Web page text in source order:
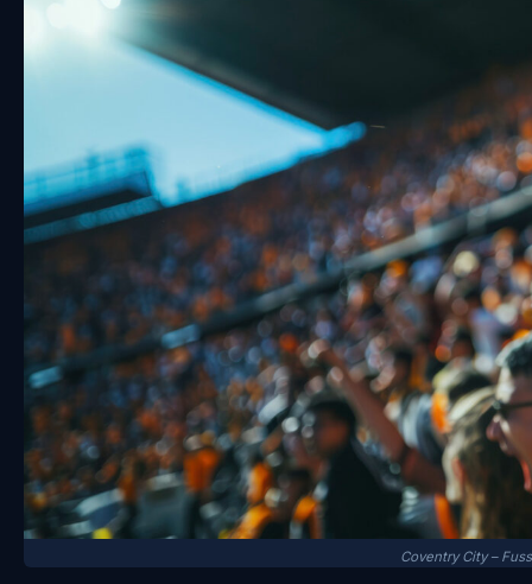
Coventry City –